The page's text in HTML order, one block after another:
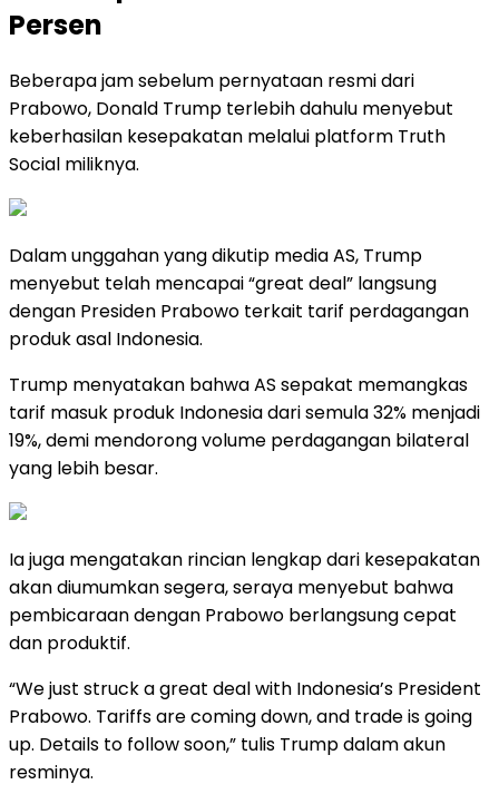
Persen
Beberapa jam sebelum pernyataan resmi dari
Prabowo, Donald Trump terlebih dahulu menyebut
keberhasilan kesepakatan melalui platform Truth
Social miliknya.
Dalam unggahan yang dikutip media AS, Trump
menyebut telah mencapai “great deal” langsung
dengan Presiden Prabowo terkait tarif perdagangan
produk asal Indonesia.
Trump menyatakan bahwa AS sepakat memangkas
tarif masuk produk Indonesia dari semula 32% menjadi
19%, demi mendorong volume perdagangan bilateral
yang lebih besar.
Ia juga mengatakan rincian lengkap dari kesepakatan
akan diumumkan segera, seraya menyebut bahwa
pembicaraan dengan Prabowo berlangsung cepat
dan produktif.
“We just struck a great deal with Indonesia’s President
Prabowo. Tariffs are coming down, and trade is going
up. Details to follow soon,” tulis Trump dalam akun
resminya.